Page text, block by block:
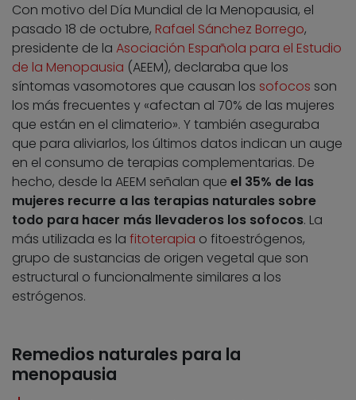
Con motivo del Día Mundial de la Menopausia, el
pasado 18 de octubre, Rafael Sánchez Borrego,
presidente de la Asociación Española para el Estudio
de la Menopausia (AEEM), declaraba que los
síntomas vasomotores que causan los sofocos son
los más frecuentes y «afectan al 70% de las mujeres
que están en el climaterio». Y también aseguraba
que para aliviarlos, los últimos datos indican un auge
en el consumo de terapias complementarias. De
hecho, desde la AEEM señalan que el 35% de las
mujeres recurre a las terapias naturales sobre
todo para hacer más llevaderos los sofocos. La
más utilizada es la fitoterapia o fitoestrógenos,
grupo de sustancias de origen vegetal que son
estructural o funcionalmente similares a los
estrógenos.
Remedios naturales para la
menopausia